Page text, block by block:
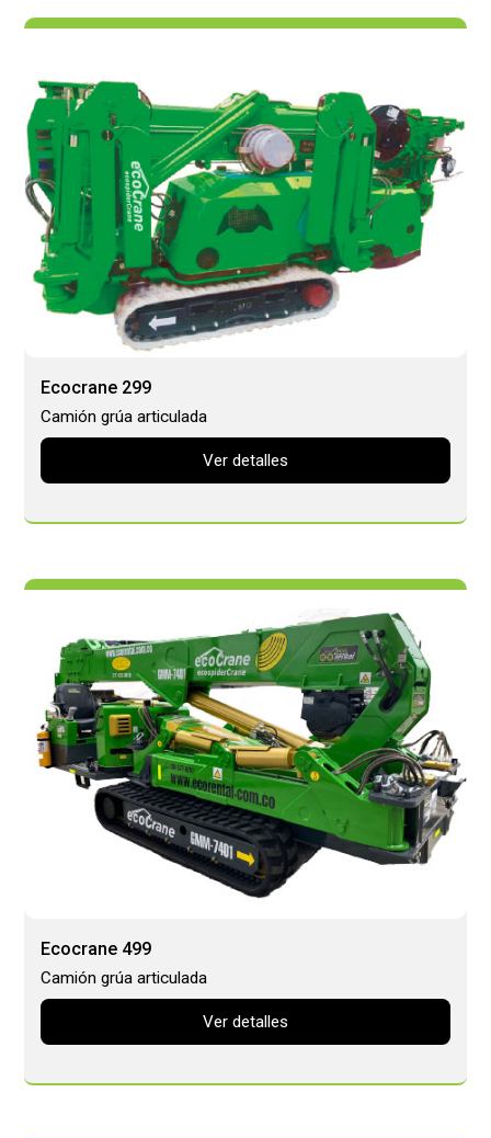
Ecocrane 299
Camión grúa articulada
Ver detalles
Ecocrane 499
Camión grúa articulada
Ver detalles